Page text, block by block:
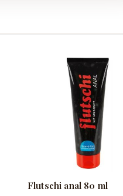
Flutschi anal 80 ml